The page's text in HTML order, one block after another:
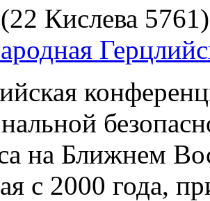
Кислева 5761)
на Ближнем
с 2000 года,